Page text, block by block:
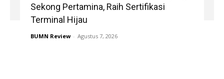
Sekong Pertamina, Raih Sertifikasi
Terminal Hijau
BUMN Review - Agustus 7, 2026